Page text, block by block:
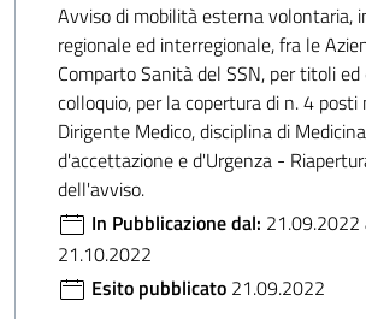
Avviso di mobilità esterna volontaria,
regionale ed interregionale, fra le
Comparto Sanità del SSN, per titoli
colloquio, per la copertura di n. 4 posti
Dirigente Medico, disciplina di
d'accettazione e d'Urgenza -
dell'avviso.
In Pubblicazione dal: 21.09.2022
21.10.2022
Esito pubblicato 21.09.2022